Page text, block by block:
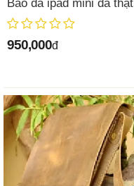
Bao da ipad mini da thật
950,000đ